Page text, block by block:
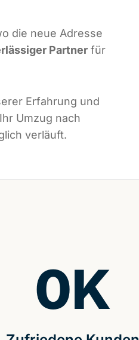
die neue Adresse
Partner für
Erfahrung und
Umzug nach
verläuft.
0K